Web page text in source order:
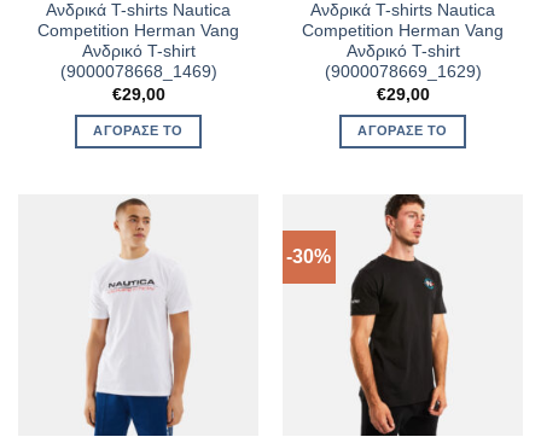
Ανδρικά T-shirts Nautica
Competition Herman Vang
Ανδρικό T-shirt
(9000078668_1469)
€29,00
ΑΓΌΡΑΣΈ ΤΟ
Ανδρικά T-shirts Nautica
Competition Herman Vang
Ανδρικό T-shirt
(9000078669_1629)
€29,00
ΑΓΌΡΑΣΈ ΤΟ
-30%